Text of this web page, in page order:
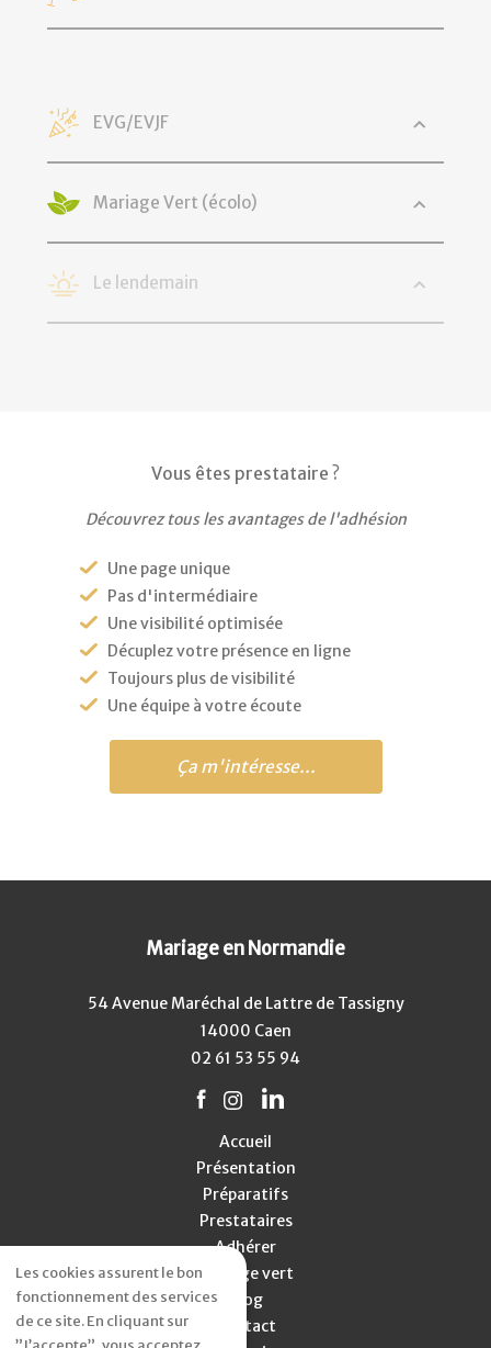
EVG/EVJF
Mariage Vert (écolo)
Le lendemain
Vous êtes prestataire ?
Découvrez tous les avantages de l'adhésion
Une page unique
Pas d'intermédiaire
Une visibilité optimisée
Décuplez votre présence en ligne
Toujours plus de visibilité
Une équipe à votre écoute
Ça m'intéresse...
Mariage en Normandie
54 Avenue Maréchal de Lattre de Tassigny
14000 Caen
02 61 53 55 94
Accueil
Présentation
Préparatifs
Prestataires
Adhérer
Mariage vert
Blog
Contact
Les cookies assurent le bon
fonctionnement des services
de ce site. En cliquant sur